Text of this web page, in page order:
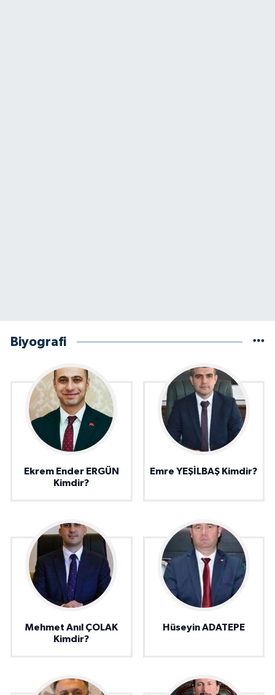
Biyografi
Ekrem Ender ERGÜN
Kimdir?
Emre YEŞİLBAŞ Kimdir?
Mehmet Anıl ÇOLAK
Kimdir?
Hüseyin ADATEPE